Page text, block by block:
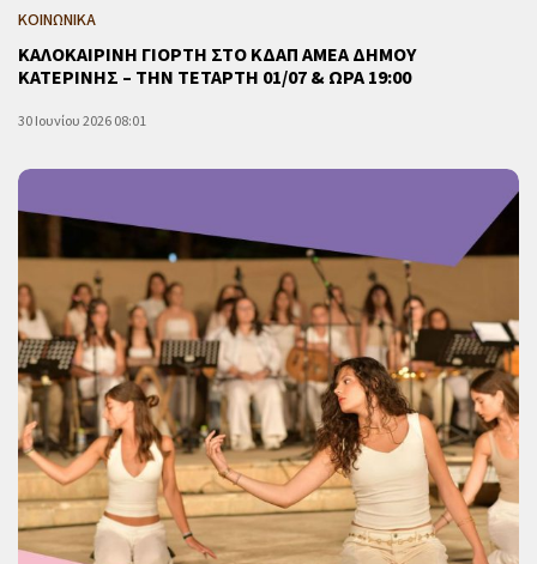
ΚΟΙΝΩΝΙΚΑ
ΚΑΛΟΚΑΙΡΙΝΗ ΓΙΟΡΤΗ ΣΤΟ ΚΔΑΠ ΑΜΕΑ ΔΗΜΟΥ
ΚΑΤΕΡΙΝΗΣ – ΤΗΝ ΤΕΤΑΡΤΗ 01/07 & ΩΡΑ 19:00
30 Ιουνίου 2026 08:01